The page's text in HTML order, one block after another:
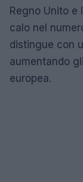
Regno Unito e
calo nel
distingue con
aumentando
europea.